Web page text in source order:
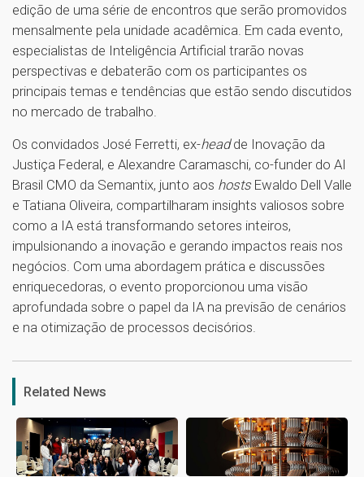
edição de uma série de encontros que serão promovidos
mensalmente pela unidade acadêmica. Em cada evento,
especialistas de Inteligência Artificial trarão novas
perspectivas e debaterão com os participantes os
principais temas e tendências que estão sendo discutidos
no mercado de trabalho.
Os convidados José Ferretti, ex-headde Inovação da
Justiça Federal, e Alexandre Caramaschi, co-funder do AI
Brasil CMO da Semantix, junto aos hosts Ewaldo Dell Valle
e Tatiana Oliveira, compartilharam insights valiosos sobre
como a IA está transformando setores inteiros,
impulsionando a inovação e gerando impactos reais nos
negócios. Com uma abordagem prática e discussões
enriquecedoras, o evento proporcionou uma visão
aprofundada sobre o papel da IA na previsão de cenários
e na otimização de processos decisórios.
1
Related News